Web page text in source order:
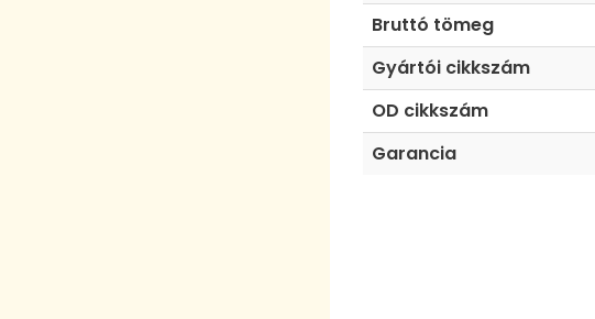
Bruttó tömeg
Gyártói cikkszám
OD cikkszám
Garancia